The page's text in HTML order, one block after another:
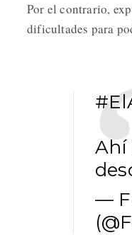
Por el contrario,
dificultades para
Ahí
—